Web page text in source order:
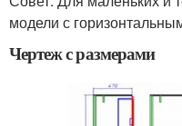
модели с
Чертеж с размерами